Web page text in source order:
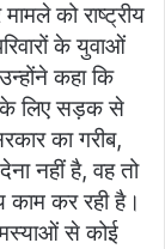
को राष्ट्रीय
के युवाओं
कहा कि
के लिए सड़क से
का गरीब,
नहीं है, वह तो
काम कर रही है।
से कोई